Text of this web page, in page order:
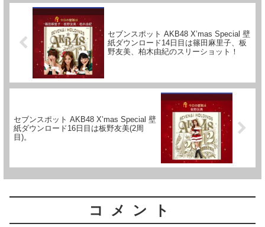
セブンスポット AKB48 X’mas Special 壁
紙ダウンロード14日目は篠田麻里子、板
野友美、柏木由紀のスリーショット！
セブンスポット AKB48 X’mas Special 壁
紙ダウンロード16日目は板野友美(2周
目)。
コメント